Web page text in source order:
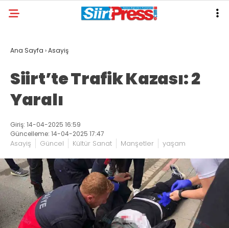
Ana Sayfa ›Asayiş
Siirt’te Trafik Kazası: 2
Yaralı
Giriş: 14-04-2025 16:59
Güncelleme: 14-04-2025 17:47
Asayiş Güncel Kültür Sanat Manşetler yaşam